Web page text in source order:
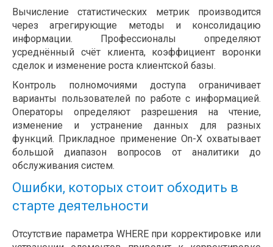
Вычисление статистических метрик производится
через агрегирующие методы и консолидацию
информации. Профессионалы определяют
усреднённый счёт клиента, коэффициент воронки
сделок и изменение роста клиентской базы.
Контроль полномочиями доступа ограничивает
варианты пользователей по работе с информацией.
Операторы определяют разрешения на чтение,
изменение и устранение данных для разных
функций. Прикладное применение On-X охватывает
большой диапазон вопросов от аналитики до
обслуживания систем.
Ошибки, которых стоит обходить в
старте деятельности
Отсутствие параметра WHERE при корректировке или